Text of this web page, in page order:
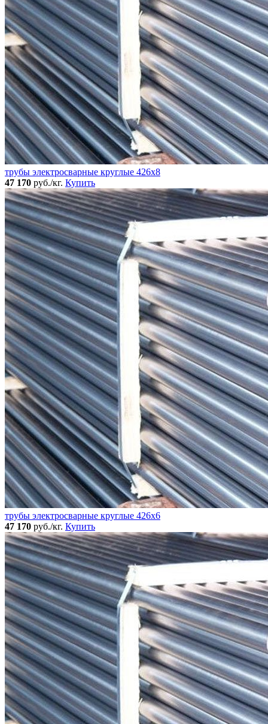
трубы электросварные круглые 426x8
47 170 руб./кг. Купить
трубы электросварные круглые 426x6
47 170 руб./кг. Купить